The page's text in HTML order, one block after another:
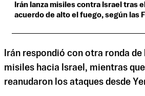
Irán lanza misiles contra Israel tras el
acuerdo de alto el fuego, según las
Irán respondió con otra ronda
misiles hacia Israel, mientras
reanudaron los ataques desde